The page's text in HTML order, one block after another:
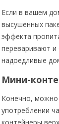
Если в вашем
высушенных
эффекта
переваривают и
надоедливые
Мини-
Конечно, можно
употреблении